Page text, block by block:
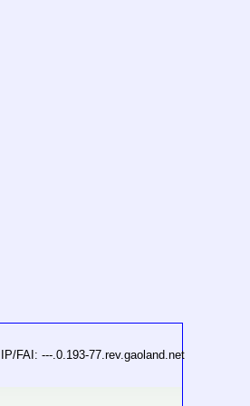
IP/FAI: ---.0.193-77.rev.gaoland.net